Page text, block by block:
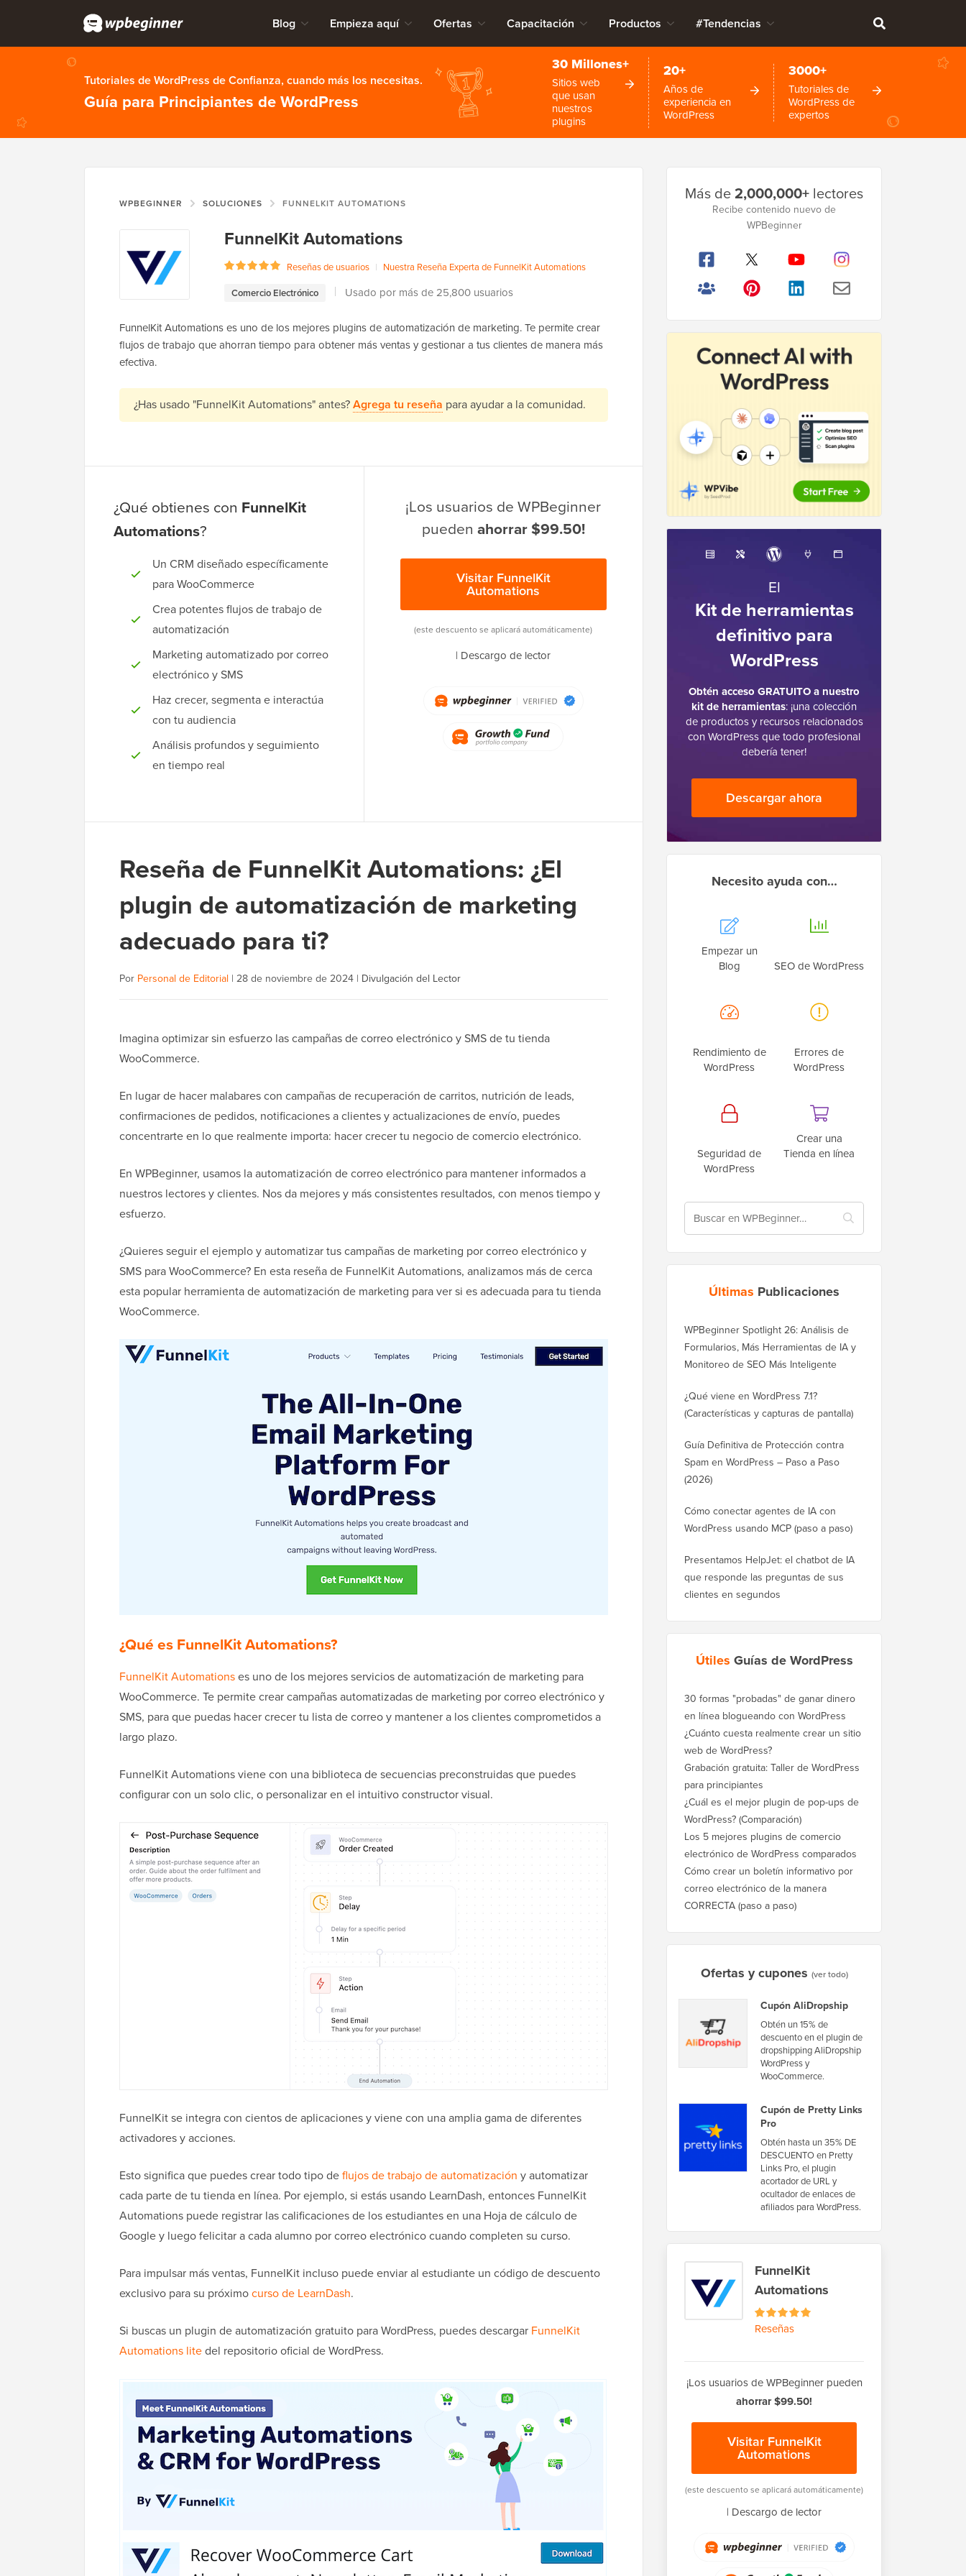
Blog Empieza aquí Ofertas Capacitación Productos #Tendencias
Tutoriales de WordPress de Confianza, cuando más los necesitas.
Guía para Principiantes de WordPress
30 Millones+
Sitios web
que usan
nuestros
plugins
20+
Años de
experiencia en
WordPress
3000+
Tutoriales de
WordPress de
expertos
WPBEGINNER SOLUCIONES FUNNELKIT AUTOMATIONS
FunnelKit Automations
Reseñas de usuarios | Nuestra Reseña Experta de FunnelKit Automations
Comercio Electrónico
Usado por más de 25,800 usuarios
FunnelKit Automations es uno de los mejores plugins de automatización de marketing. Te permite crear
flujos de trabajo que ahorran tiempo para obtener más ventas y gestionar a tus clientes de manera más
efectiva.
¿Has usado "FunnelKit Automations" antes?Agrega tu reseña para ayudar a la comunidad.
¿Qué obtienes con FunnelKit
Automations?
Un CRM diseñado específicamente
para WooCommerce
Crea potentes flujos de trabajo de
automatización
Marketing automatizado por correo
electrónico y SMS
Haz crecer, segmenta e interactúa
con tu audiencia
Análisis profundos y seguimiento
en tiempo real
¡Los usuarios de WPBeginner
pueden ahorrar $99.50!
Visitar FunnelKit
Automations
(este descuento se aplicará automáticamente)
| Descargo de lector
Reseña de FunnelKit Automations: ¿El
plugin de automatización de marketing
adecuado para ti?
Por Personal de Editorial | 28 de noviembre de 2024 | Divulgación del Lector
Imagina optimizar sin esfuerzo las campañas de correo electrónico y SMS de tu tienda
WooCommerce.
En lugar de hacer malabares con campañas de recuperación de carritos, nutrición de leads,
confirmaciones de pedidos, notificaciones a clientes y actualizaciones de envío, puedes
concentrarte en lo que realmente importa: hacer crecer tu negocio de comercio electrónico.
En WPBeginner, usamos la automatización de correo electrónico para mantener informados a
nuestros lectores y clientes. Nos da mejores y más consistentes resultados, con menos tiempo y
esfuerzo.
¿Quieres seguir el ejemplo y automatizar tus campañas de marketing por correo electrónico y
SMS para WooCommerce? En esta reseña de FunnelKit Automations, analizamos más de cerca
esta popular herramienta de automatización de marketing para ver si es adecuada para tu tienda
WooCommerce.
¿Qué es FunnelKit Automations?
FunnelKit Automationses uno de los mejores servicios de automatización de marketing para
WooCommerce. Te permite crear campañas automatizadas de marketing por correo electrónico y
SMS, para que puedas hacer crecer tu lista de correo y mantener a los clientes comprometidos a
largo plazo.
FunnelKit Automations viene con una biblioteca de secuencias preconstruidas que puedes
configurar con un solo clic, o personalizar en el intuitivo constructor visual.
FunnelKit se integra con cientos de aplicaciones y viene con una amplia gama de diferentes
activadores y acciones.
Esto significa que puedes crear todo tipo deflujos de trabajo de automatización y automatizar
cada parte de tu tienda en línea. Por ejemplo, si estás usando LearnDash, entonces FunnelKit
Automations puede registrar las calificaciones de los estudiantes en una Hoja de cálculo de
Google y luego felicitar a cada alumno por correo electrónico cuando completen su curso.
Para impulsar más ventas, FunnelKit incluso puede enviar al estudiante un código de descuento
exclusivo para su próximocurso de LearnDash.
Si buscas un plugin de automatización gratuito para WordPress, puedes descargar FunnelKit
Automations litedel repositorio oficial de WordPress.
lateral
Más de2,000,000+ lectores
Recibe contenido nuevo de
WPBeginner
El
Kit de herramientas
definitivo para
WordPress
Obtén acceso GRATUITO a nuestro
kit de herramientas: ¡una colección
de productos y recursos relacionados
con WordPress que todo profesional
debería tener!
Descargar ahora
Necesito ayuda con…
Empezar un
Blog
SEO de WordPress
Rendimiento de
WordPress
Errores de
WordPress
Seguridad de
WordPress
Crear una
Tienda en línea
Últimas Publicaciones
WPBeginner Spotlight 26: Análisis de
Formularios, Más Herramientas de IA y
Monitoreo de SEO Más Inteligente
¿Qué viene en WordPress 7.1?
(Características y capturas de pantalla)
Guía Definitiva de Protección contra
Spam en WordPress – Paso a Paso
(2026)
Cómo conectar agentes de IA con
WordPress usando MCP (paso a paso)
Presentamos HelpJet: el chatbot de IA
que responde las preguntas de sus
clientes en segundos
Útiles Guías de WordPress
30 formas "probadas" de ganar dinero
en línea blogueando con WordPress
¿Cuánto cuesta realmente crear un sitio
web de WordPress?
Grabación gratuita: Taller de WordPress
para principiantes
¿Cuál es el mejor plugin de pop-ups de
WordPress? (Comparación)
Los 5 mejores plugins de comercio
electrónico de WordPress comparados
Cómo crear un boletín informativo por
correo electrónico de la manera
CORRECTA (paso a paso)
Ofertas y cupones (ver todo)
Cupón AliDropship
Obtén un 15% de
descuento en el plugin de
dropshipping AliDropship
WordPress y
WooCommerce.
Cupón de Pretty Links
Pro
Obtén hasta un 35% DE
DESCUENTO en Pretty
Links Pro, el plugin
acortador de URL y
ocultador de enlaces de
afiliados para WordPress.
FunnelKit
Automations
Reseñas
¡Los usuarios de WPBeginner pueden
ahorrar $99.50!
Visitar FunnelKit
Automations
(este descuento se aplicará automáticamente)
| Descargo de lector